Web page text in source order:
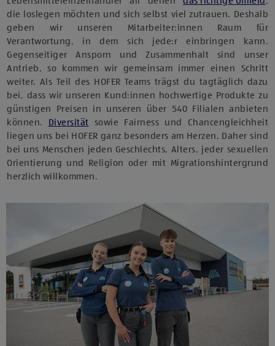
die loslegen möchten und sich selbst viel zutrauen. Deshalb
geben wir unseren Mitarbeiter:innen Raum für
Verantwortung, in dem sich jede:r einbringen kann.
Gegenseitiger Ansporn und Zusammenhalt sind unser
Antrieb, so kommen wir gemeinsam immer einen Schritt
weiter. Als Teil des HOFER Teams trägst du tagtäglich dazu
bei, dass wir unseren Kund:innen hochwertige Produkte zu
günstigen Preisen in unseren über 540 Filialen anbieten
können. Diversität sowie Fairness und Chancengleichheit
liegen uns bei HOFER ganz besonders am Herzen. Daher sind
bei uns Menschen jeden Geschlechts, Alters, jeder sexuellen
Orientierung und Religion oder mit Migrationshintergrund
herzlich willkommen.